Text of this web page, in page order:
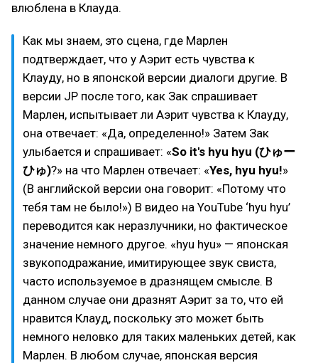
влюблена в Клауда.
Как мы знаем, это сцена, где Марлен
подтверждает, что у Аэрит есть чувства к
Клауду, но в японской версии диалоги другие. В
версии JP после того, как Зак спрашивает
Марлен, испытывает ли Аэрит чувства к Клауду,
она отвечает: «Да, определенно!» Затем Зак
улыбается и спрашивает: «So it's hyu hyu (ひゅー
ひゅ)?» на что Марлен отвечает: «Yes, hyu hyu!»
(В английской версии она говорит: «Потому что
тебя там не было!») В видео на YouTube ‘hyu hyu’
переводится как неразлучники, но фактическое
значение немного другое. «hyu hyu» — японская
звукоподражание, имитирующее звук свиста,
часто используемое в дразнящем смысле. В
данном случае они дразнят Аэрит за то, что ей
нравится Клауд, поскольку это может быть
немного неловко для таких маленьких детей, как
Марлен. В любом случае, японская версия